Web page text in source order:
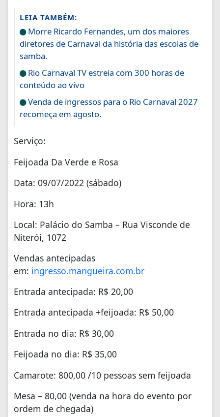
LEIA TAMBÉM:
Morre Ricardo Fernandes, um dos maiores
diretores de Carnaval da história das escolas de
samba.
Rio Carnaval TV estreia com 300 horas de
conteúdo ao vivo
Venda de ingressos para o Rio Carnaval 2027
recomeça em agosto.
Serviço:
Feijoada Da Verde e Rosa
Data: 09/07/2022 (sábado)
Hora: 13h
Local: Palácio do Samba – Rua Visconde de
Niterói, 1072
Vendas antecipadas
em: ingresso.mangueira.com.br
Entrada antecipada: R$ 20,00
Entrada antecipada +feijoada: R$ 50,00
Entrada no dia: R$ 30,00
Feijoada no dia: R$ 35,00
Camarote: 800,00 /10 pessoas sem feijoada
Mesa – 80,00 (venda na hora do evento por
ordem de chegada)